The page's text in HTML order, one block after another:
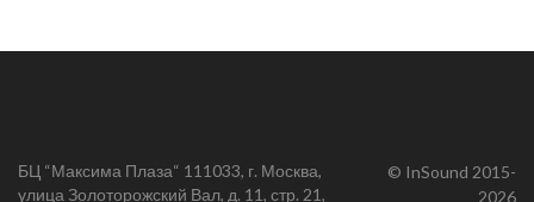
БЦ “Максима Плаза“ 111033, г. Москва,
улица Золоторожский Вал, д. 11, стр. 21,
© InSound 2015-
2026